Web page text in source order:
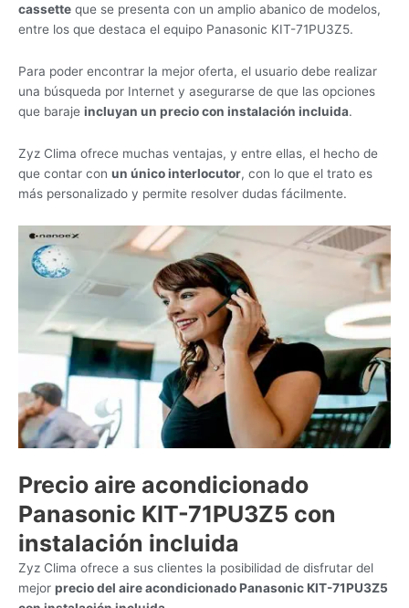
cassette que se presenta con un amplio abanico de modelos,
entre los que destaca el equipo Panasonic KIT-71PU3Z5.
Para poder encontrar la mejor oferta, el usuario debe realizar
una búsqueda por Internet y asegurarse de que las opciones
que baraje incluyan un precio con instalación incluida.
Zyz Clima ofrece muchas ventajas, y entre ellas, el hecho de
que contar con un único interlocutor, con lo que el trato es
más personalizado y permite resolver dudas fácilmente.
Precio aire acondicionado
Panasonic KIT-71PU3Z5 con
instalación incluida
Zyz Clima ofrece a sus clientes la posibilidad de disfrutar del
mejor precio del aire acondicionado Panasonic KIT-71PU3Z5